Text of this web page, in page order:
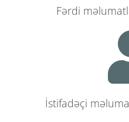
Fərdi
İstifadəçi